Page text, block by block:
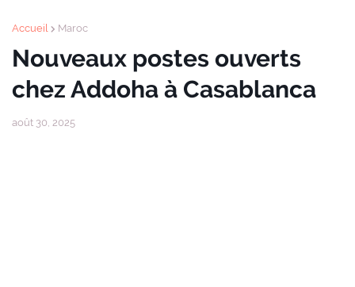
Accueil Maroc
Nouveaux postes ouverts
chez Addoha à Casablanca
août 30, 2025